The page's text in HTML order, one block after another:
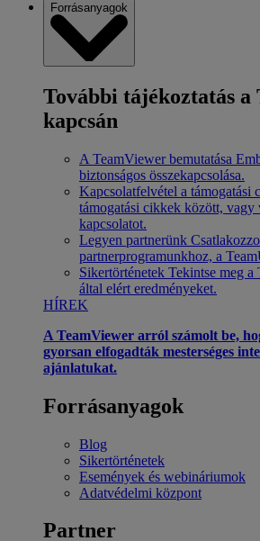
Forrásanyagok
További tájékoztatás a
kapcsán
A TeamViewer bemutatása
biztonságos összekapcsolása.
Kapcsolatfelvétel a támogatási
támogatási cikkek között, vagy
kapcsolatot.
Legyen partnerünk
partnerprogramunkhoz, a
Sikertörténetek Tekintse meg
által elért eredményeket.
HÍREK
A TeamViewer arról számolt be,
gyorsan elfogadták mesterséges
ajánlatukat.
Forrásanyagok
Blog
Sikertörténetek
Események és webináriumok
Adatvédelmi központ
Partner